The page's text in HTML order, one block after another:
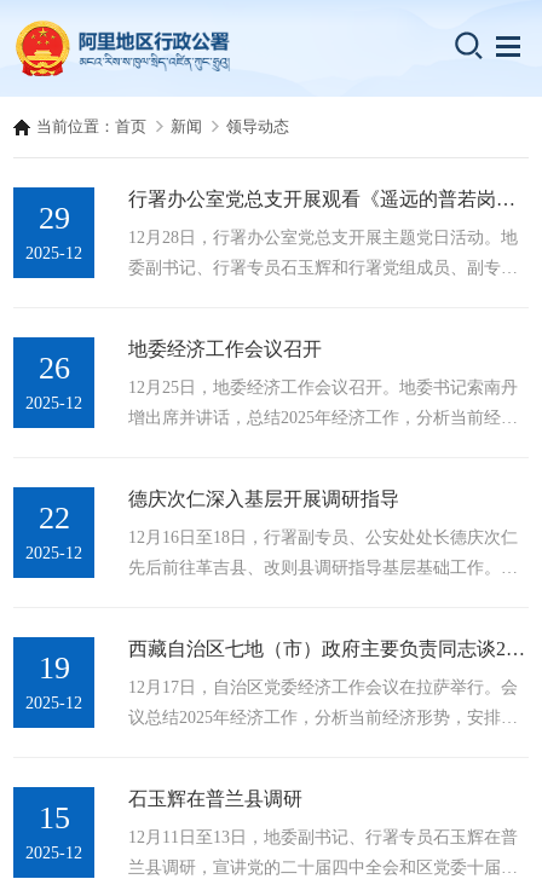
当前位置：首页 新闻 领导动态
29
2025-12
行署办公室党总支开展观看《遥远的普若岗日》主题党日活动
12月28日，行署办公室党总支开展主题党日活动。地
委副书记、行署专员石玉辉和行署党组成员、副专员
改编，生动展现了基层干部和群众在高海拔地区坚
守、奉献与蜕变的故事。影片让每一名干部职工深刻
感受到高原上的生存困境、人性光辉和时代变迁，具
炼成长，...
26
2025-12
地委经济工作会议召开
12月25日，地委经济工作会议召开。地委书记索南丹
增出席并讲话，总结2025年经济工作，分析当前经济
的治藏方略，贯彻落实中央经济工作会议和自治区党
委经济工作会议精神，统一思想、坚定信心，凝心聚
力、真抓实干，努力实现“十五五”开好局、起好步。
召开。...
22
2025-12
德庆次仁深入基层开展调研指导
12月16日至18日，行署副专员、公安处处长德庆次仁
先后前往革吉县、改则县调研指导基层基础工作。德
位，采取实地查看、询问了解等方式，详细了解了“护
校安园”、矛盾纠纷调解、基层社会治理体系、社会面
整体防控等工作开展情况，并紧密结合自身所学所悟
调，...
19
2025-12
西藏自治区七地（市）政府主要负责同志谈2025年经济工作部署
12月17日，自治区党委经济工作会议在拉萨举行。会
议总结2025年经济工作，分析当前经济形势，安排部
实，结合各地实际实事求是，因地制宜，精准发力，
以目标任务为导向，凝心聚力，克难奋进，确保明年
各项经济任务落地生根、开花结果，确保“十五五”开
15
2025-12
石玉辉在普兰县调研
12月11日至13日，地委副书记、行署专员石玉辉在普
兰县调研，宣讲党的二十届四中全会和区党委十届九